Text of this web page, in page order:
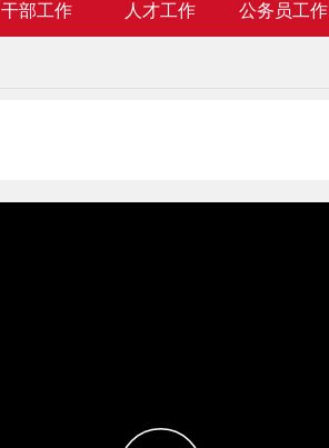
干部工作 人才工作 公务员工作